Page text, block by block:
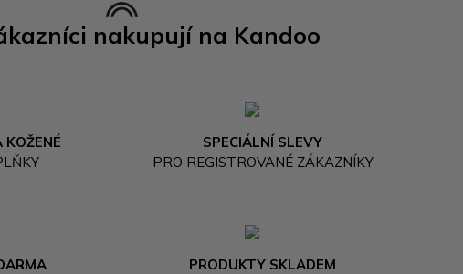
nakupují na Kandoo
KOŽENÉ
SPECIÁLNÍ SLEVY
PRO REGISTROVANÉ ZÁKAZNÍKY
PRODUKTY SKLADEM